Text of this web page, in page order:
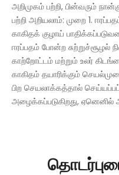
அறிமுகம் பற்றி, பின்வரும்
பற்றி அறியலாம்: முறை 1.
காகிதக் குழாய்
ஈரப்பதம் போன்ற
காற்றோட்டம் மற்றும் உலர்
காகிதம் தயாரிக்கும்
பிற செயலாக்கத்தால்
அழைக்கப்படுகிறது, ஏனெனில்